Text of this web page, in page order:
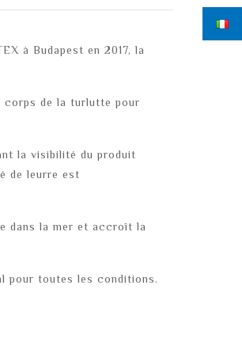
à Budapest en 2017, la
corps de la turlutte pour
la visibilité du produit
de leurre est
dans la mer et accroît la
pour toutes les conditions.